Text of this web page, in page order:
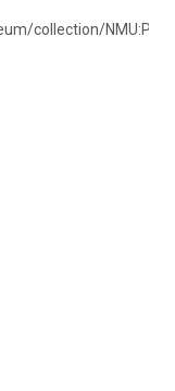
collection/NMU:Para